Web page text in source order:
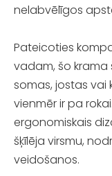
nelabvēlīgos
Pateicoties
vadam, šo krama
somas, jostas vai
vienmēr ir pa
ergonomiskais
šķīlēja virsmu,
veidošanos.